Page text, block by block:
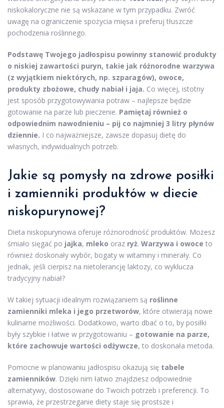
niskokaloryczne nie są wskazane w tym przypadku. Zwróć
uwagę na ograniczenie spożycia mięsa i preferuj tłuszcze
pochodzenia roślinnego.
Podstawę Twojego jadłospisu powinny stanowić produkty
o niskiej zawartości puryn, takie jak różnorodne warzywa
(z wyjątkiem niektórych, np. szparagów), owoce,
produkty zbożowe, chudy nabiał i jaja. Co więcej, istotny
jest sposób przygotowywania potraw – najlepsze będzie
gotowanie na parze lub pieczenie. Pamiętaj również o
odpowiednim nawodnieniu – pij co najmniej 3 litry płynów
dziennie. I co najważniejsze, zawsze dopasuj dietę do
własnych, indywidualnych potrzeb.
Jakie są pomysły na zdrowe posiłki
i zamienniki produktów w diecie
niskopurynowej?
Dieta niskopurynowa oferuje różnorodność produktów. Możesz
śmiało sięgać po jajka, mleko oraz ryż. Warzywa i owoce to
również doskonały wybór, bogaty w witaminy i minerały. Co
jednak, jeśli cierpisz na nietolerancję laktozy, co wyklucza
tradycyjny nabiał?
W takiej sytuacji idealnym rozwiązaniem są roślinne
zamienniki mleka i jego przetworów, które otwierają nowe
kulinarne możliwości. Dodatkowo, warto dbać o to, by posiłki
były szybkie i łatwe w przygotowaniu – gotowanie na parze,
które zachowuje wartości odżywcze, to doskonała metoda.
Pomocne w planowaniu jadłospisu okazują się tabele
zamienników. Dzięki nim łatwo znajdziesz odpowiednie
alternatywy, dostosowane do Twoich potrzeb i preferencji. To
sprawia, że przestrzeganie diety staje się prostsze i